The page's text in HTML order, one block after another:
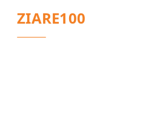
conținut
ZIARE100